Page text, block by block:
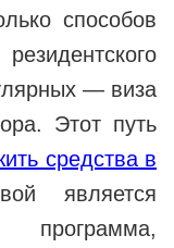
способов
— виза
Этот путь
средства в
является